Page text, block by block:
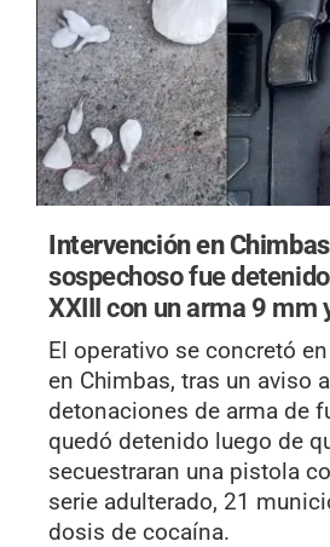
Intervención en
sospechoso fue
XXIII con un arma 9 mm
El operativo se concretó
en Chimbas, tras un aviso
detonaciones de arma de
quedó detenido luego de
secuestraran una pistola
serie adulterado, 21
dosis de cocaína.